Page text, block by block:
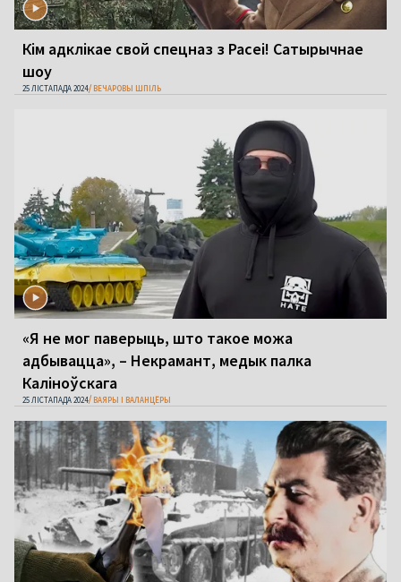
Кім адклікае свой спецназ з Расеі! Сатырычнае
шоу
25 ЛІСТАПАДА 2024 ВЕЧАРОВЫ ШПІЛЬ
«Я не мог паверыць, што такое можа
адбывацца», – Некрамант, медык палка
Каліноўскага
25 ЛІСТАПАДА 2024 ВАЯРЫ І ВАЛАНЦЁРЫ